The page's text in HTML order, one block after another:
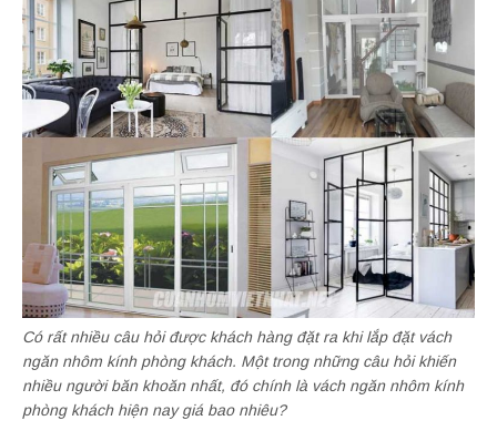
Có rất nhiều câu hỏi được khách hàng đặt ra khi lắp đặt vách
ngăn nhôm kính phòng khách. Một trong những câu hỏi khiến
nhiều người băn khoăn nhất, đó chính là vách ngăn nhôm kính
phòng khách hiện nay giá bao nhiêu?